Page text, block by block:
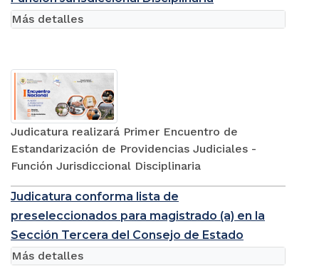
Judicatura realizará Primer Encuentro de
Estandarización de Providencias Judiciales -
Función Jurisdiccional Disciplinaria
Más detalles
Judicatura conforma lista de
preseleccionados para magistrado (a) en la
Sección Tercera del Consejo de Estado
Más detalles